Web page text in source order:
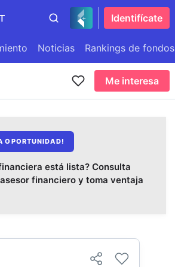
Identifícate
Noticias Rankings de fondos
Me interesa
OPORTUNIDAD!
está lista? Consulta
asesor financiero y toma ventaja